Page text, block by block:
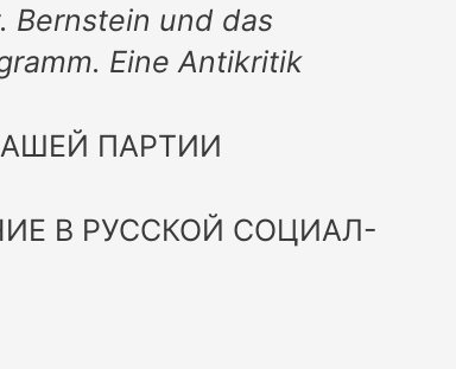
Bernstein und das
Eine Antikritik
ПАРТИИ
В РУССКОЙ СОЦИАЛ-